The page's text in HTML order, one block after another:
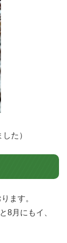
た）
ます。
8月にもイ、